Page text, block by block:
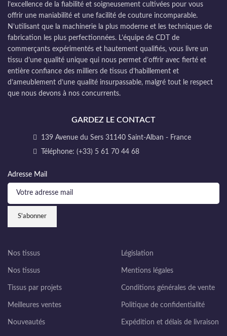
l’excellence de la fiabilité et soigneusement cultivées pour vous
offrir une maniabilité et une facilité de couture incomparable.
N’utilisant que la machinerie la plus moderne et les techniques de
fabrication les plus perfectionnées. L’équipe de CDT de
commerçants expérimentés et hautement qualifiés, vous livre un
tissu d’une qualité unique qui nous permet d’offrir avec fierté et
entière confiance des milliers de tissus d’habillement et
d’ameublement d’une qualité insurpassable, malgré tout le respect
que nous devons à nos concurrents.
GARDEZ LE CONTACT
139 Avenue du Sers 31140 Saint-Alban - France
Téléphone: (+33) 5 61 70 44 68
Adresse Mail
Nos tissus
Nos tissus
Tissus par projets
Meilleures ventes
Nouveautés
Législation
Mentions légales
Conditions générales de vente
Politique de confidentialité
Expédition et délais de livraison